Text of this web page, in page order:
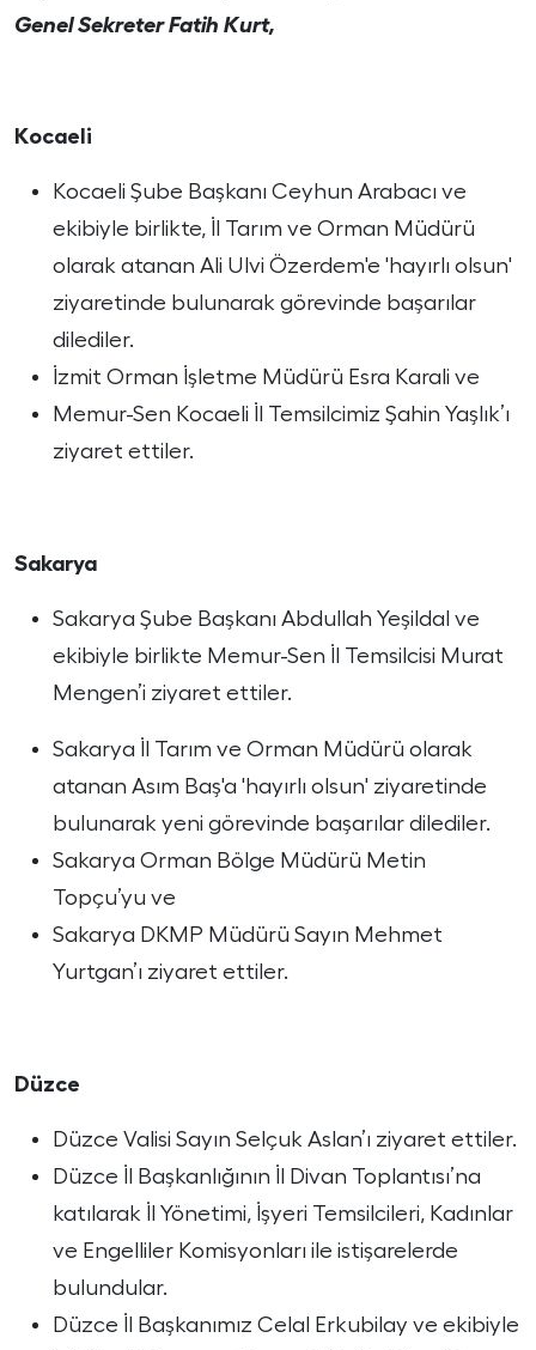
Genel Sekreter Fatih Kurt,
Kocaeli
Kocaeli Şube Başkanı Ceyhun Arabacı ve
ekibiyle birlikte, İl Tarım ve Orman Müdürü
olarak atanan Ali Ulvi Özerdem'e 'hayırlı olsun'
ziyaretinde bulunarak görevinde başarılar
dilediler.
İzmit Orman İşletme Müdürü Esra Karali ve
Memur-Sen Kocaeli İl Temsilcimiz Şahin Yaşlık’ı
ziyaret ettiler.
Sakarya
Sakarya Şube Başkanı Abdullah Yeşildal ve
ekibiyle birlikte Memur-Sen İl Temsilcisi Murat
Mengen’i ziyaret ettiler.
Sakarya İl Tarım ve Orman Müdürü olarak
atanan Asım Baş'a 'hayırlı olsun' ziyaretinde
bulunarak yeni görevinde başarılar dilediler.
Sakarya Orman Bölge Müdürü Metin
Topçu’yu ve
Sakarya DKMP Müdürü Sayın Mehmet
Yurtgan’ı ziyaret ettiler.
Düzce
Düzce Valisi Sayın Selçuk Aslan’ı ziyaret ettiler.
Düzce İl Başkanlığının İl Divan Toplantısı’na
katılarak İl Yönetimi, İşyeri Temsilcileri, Kadınlar
ve Engelliler Komisyonları ile istişarelerde
bulundular.
Düzce İl Başkanımız Celal Erkubilay ve ekibiyle